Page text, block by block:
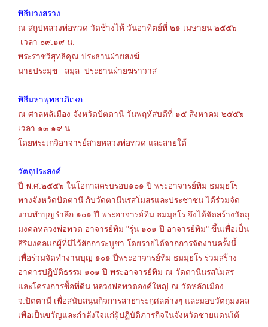
พิธีบวงสรวง
ณ สถูปหลวงพ่อทวด วัดช้างไห้ วันอาทิตย์ที่ ๒๑ เมษายน ๒๕๕๖
เวลา ๐๙.๑๙ น.
พระราชวิสุทธิคุณ ประธานฝ่ายสงฆ์
นายประมุข ลมุล ประธานฝ่ายฆราวาส
พิธีมหาพุทธาภิเษก
ณ ศาลหลัเมือง จังหวัดปัตตานี วันพฤหัสบดีที่ ๑๕ สิงหาคม ๒๕๕๖
เวลา ๑๓.๑๙ น.
โดยพระเกจิอาจารย์สายหลวงพ่อทวด และสายใต้
วัตถุประสงค์
ปี พ.ศ.๒๕๕๖ ในโอกาสครบรอบ๑๐๑ ปี พระอาจารย์ทิม ธมมฺธโร
ทางจังหวัดปัตตานี กับวัดตานีนรสโมสรและประชาชน ได้ร่วมจัด
งานทำบุญรำลึก ๑๐๑ ปี พระอาจารย์ทิม ธมมฺธโร จึงได้จัดสร้างวัตถุ
มงคลหลวงพ่อทวด อาจารย์ทิม "รุ่น ๑๐๑ ปี อาจารย์ทิม" ขึ้นเพื่อเป็น
สิริมงคลแก่ผู้ที่มีไว้สักการะบูชา โดยรายได้จากการจัดงานครั้งนี้
เพื่อร่วมจัดทำงานบุญ ๑๐๑ ปีพระอาจารย์ทิม ธมมฺธโร ร่วมสร้าง
อาคารปฏิบัติธรรม ๑๐๑ ปี พระอาจารย์ทิม ณ วัดตานีนรสโมสร
และโครงการซื้อที่ดิน หลวงพ่อทวดองค์ใหญ่ ณ วัดหลักเมือง
จ.ปัตตานี เพื่อสนับสนุนกิจการสาธาระกุศลต่างๆ และมอบวัตถุมงคล
เพื่อเป็นขวัญและกำลังใจแก่ผู้ปฏิบัติภารกิจในจังหวัดชายแดนใต้